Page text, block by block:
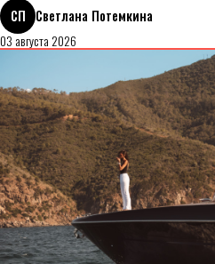
СП
Светлана Потемкина
03 августа 2026